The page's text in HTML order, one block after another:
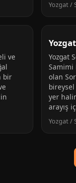
Yozgat /
ve
bir
Yozgat
Samimi
olan
yer
arayış
Yozgat /